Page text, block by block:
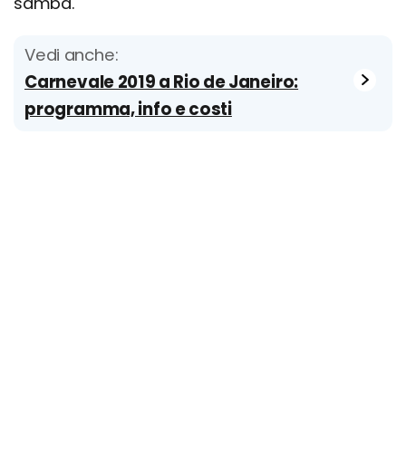
Vedi anche:
Carnevale 2019 a Rio de Janeiro:
programma, info e costi